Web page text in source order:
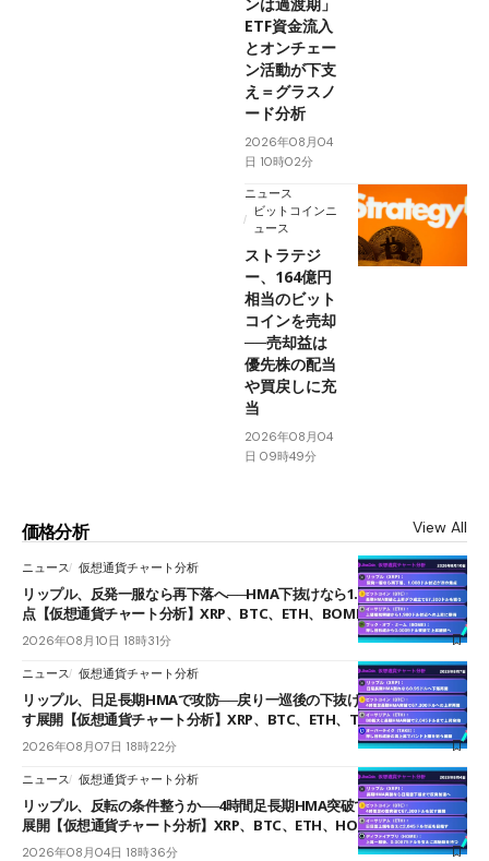
ETF資金流入
とオンチェー
ン活動が下支
え＝グラスノ
ード分析
2026年08月04
日 10時02分
ニュース
ビットコインニ
ュース
ストラテジ
ー、164億円
相当のビット
コインを売却
──売却益は
優先株の配当
や買戻しに充
当
2026年08月04
日 09時49分
価格分析 View All
ニュース 仮想通貨チャート分析
リップル、反発一服なら再下落へ──HMA下抜けなら1.008ドルが次の焦
点【仮想通貨チャート分析】XRP、BTC、ETH、BOME
2026年08月10日 18時31分
ニュース 仮想通貨チャート分析
リップル、日足長期HMAで攻防──戻り一巡後の下抜けで0.95ドルを試
す展開【仮想通貨チャート分析】XRP、BTC、ETH、TAKE
2026年08月07日 18時22分
ニュース 仮想通貨チャート分析
リップル、反転の条件整うか──4時間足長期HMA突破で雲下端を目指す
展開【仮想通貨チャート分析】XRP、BTC、ETH、HOME
2026年08月04日 18時36分